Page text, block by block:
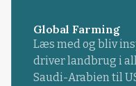
Global Farming
Læs med og bliv
driver landbrug i
Saudi-Arabien til